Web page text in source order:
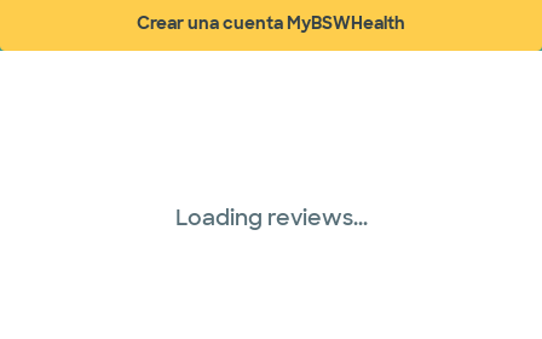
United HealthCare (28 planes)
Crear una cuenta MyBSWHealth
(abre en ventana nueva)
Loading reviews...